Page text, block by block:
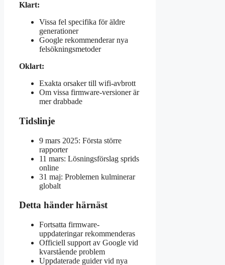
Klart:
Vissa fel specifika för äldre
generationer
Google rekommenderar nya
felsökningsmetoder
Oklart:
Exakta orsaker till wifi-avbrott
Om vissa firmware-versioner är
mer drabbade
Tidslinje
9 mars 2025: Första större
rapporter
11 mars: Lösningsförslag sprids
online
31 maj: Problemen kulminerar
globalt
Detta händer härnäst
Fortsatta firmware-
uppdateringar rekommenderas
Officiell support av Google vid
kvarstående problem
Uppdaterade guider vid nya